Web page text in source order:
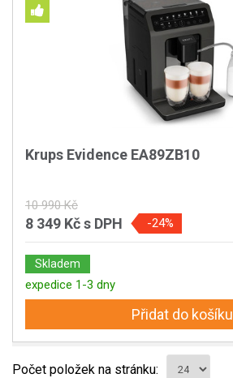
Krups Evidence EA89ZB10
10 990 Kč
8 349 Kčs DPH -24%
Skladem
expedice 1-3 dny
Přidat do košíku
Počet položek na stránku: